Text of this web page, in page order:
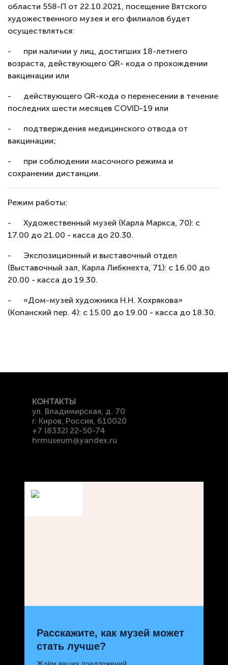
области 558-П от 22.10.2021, посещение Вятского
художественного музея и его филиалов будет
осуществляться:
- при наличии у лиц, достигших 18-летнего
возраста, действующего QR- кода о прохождении
вакцинации или
- действующего QR-кода о перенесении в течение
последних шести месяцев COVID-19 или
- подтверждения медицинского отвода от
вакцинации;
- при соблюдении масочного режима и
сохранении дистанции.
Режим работы:
- Художественный музей (Карла Маркса, 70): с
17.00 до 21.00 - касса до 20.30.
- Экспозиционный и выставочный отдел
(Выставочный зал, Карла Либкнехта, 71): с 16.00 до
20.00 - касса до 19.30.
- «Дом-музей художника Н.Н. Хохрякова»
(Копанский пер. 4): с 15.00 до 19.00 - касса до 18.30.
КОНТАКТЫ
ул. Владимирская, д. 70
г. Киров, Россия, 610020
+7 (8332) 22-50-74
hrmuseum@yandex.ru
Расскажите, как музей может
стать лучше?